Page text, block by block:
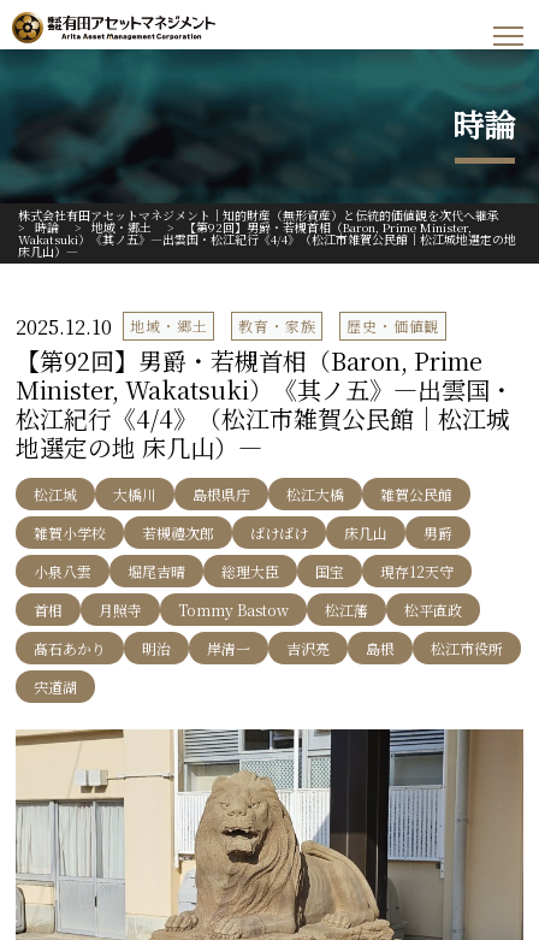
時論
株式会社有田アセットマネジメント｜知的財産（無形資産）と伝統的価値観を次代へ継承
> 時論 > 地域・郷土 > 【第92回】男爵・若槻首相（Baron, Prime Minister,
Wakatsuki）《其ノ五》―出雲国・松江紀行《4/4》（松江市雑賀公民館｜松江城地選定の地
床几山）―
2025.12.10 地域・郷土 教育・家族 歴史・価値観
【第92回】男爵・若槻首相（Baron, Prime
Minister, Wakatsuki）《其ノ五》―出雲国・
松江紀行《4/4》（松江市雑賀公民館｜松江城
地選定の地 床几山）―
松江城 大橋川 島根県庁 松江大橋
雑賀公民館
雑賀小学校
若槻禮次郎 ばけばけ 床几山
男爵
小泉八雲
堀尾吉晴 総理大臣 国宝
現存12天守
首相
月照寺 Tommy Bastow 松江藩
松平直政
髙石あかり
明治 岸清一 吉沢亮 島根
松江市役所
宍道湖